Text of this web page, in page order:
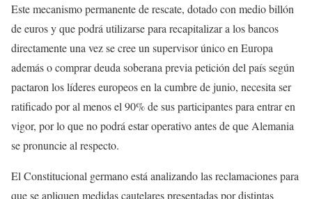
Este mecanismo permanente de rescate, dotado con medio billón
de euros y que podrá utilizarse para recapitalizar a los bancos
directamente una vez se cree un supervisor único en Europa
además o comprar deuda soberana previa petición del país según
pactaron los líderes europeos en la cumbre de junio, necesita ser
ratificado por al menos el 90% de sus participantes para entrar en
vigor, por lo que no podrá estar operativo antes de que Alemania
se pronuncie al respecto.
El Constitucional germano está analizando las reclamaciones para
que se apliquen medidas cautelares presentadas por distintas